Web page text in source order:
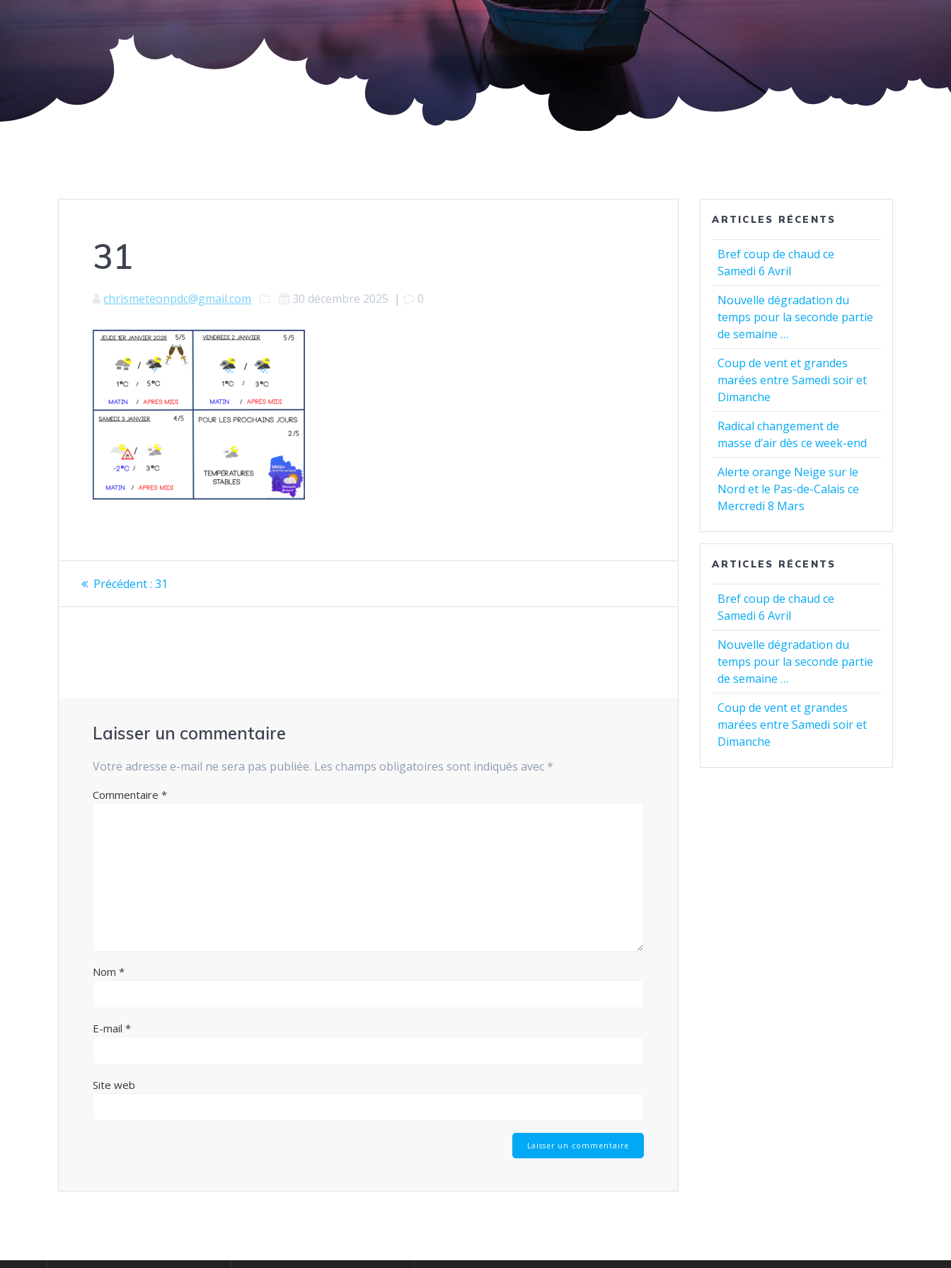
31
chrismeteonpdc@gmail.com 30 décembre 2025 | 0
Navigation
de
Précédent : Article
31
Laisser un commentaire
Votre adresse e-mail ne sera pas publiée. Les champs obligatoires sont indiqués avec *
Commentaire*
Nom*
E-mail*
Site web
ARTICLES RÉCENTS
Bref coup de chaud ce
Samedi 6 Avril
Nouvelle dégradation du
temps pour la seconde partie
de semaine …
Coup de vent et grandes
marées entre Samedi soir et
Dimanche
Radical changement de
masse d’air dès ce week-end
Alerte orange Neige sur le
Nord et le Pas-de-Calais ce
Mercredi 8 Mars
ARTICLES RÉCENTS
Bref coup de chaud ce
Samedi 6 Avril
Nouvelle dégradation du
temps pour la seconde partie
de semaine …
Coup de vent et grandes
marées entre Samedi soir et
Dimanche